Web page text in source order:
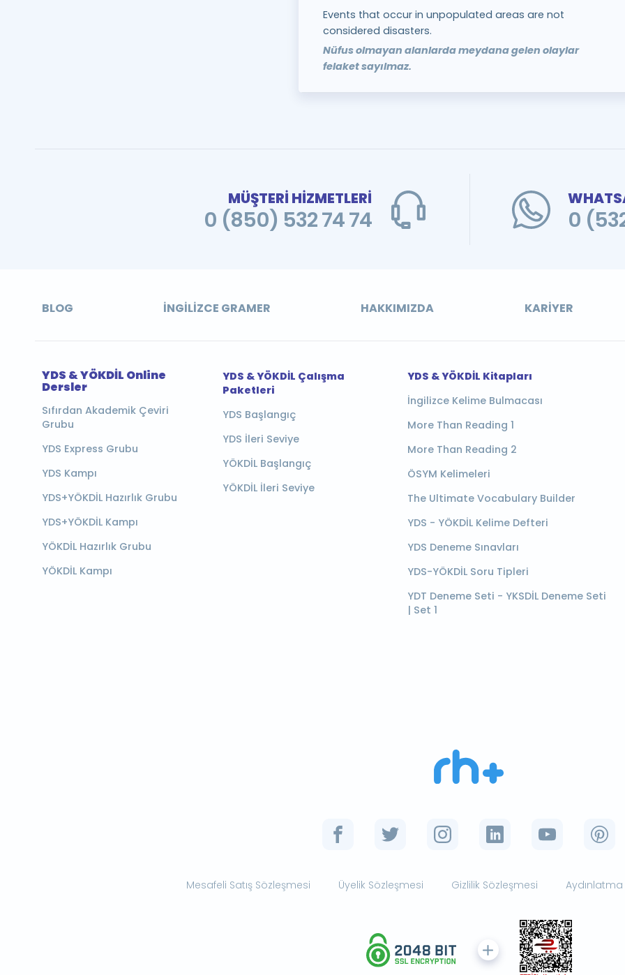
Events that occur in unpopulated areas are not
considered disasters.
Nüfus olmayan alanlarda meydana gelen olaylar
felaket sayılmaz.
MÜŞTERİ HİZMETLERİ
0 (850) 532 74 74 0
BLOG İNGILIZCE GRAMER HAKKIMIZDA KARIYER
YDS & YÖKDİL Online
Dersler
Sıfırdan Akademik Çeviri
Grubu
YDS Express Grubu
YDS Kampı
YDS+YÖKDİL Hazırlık Grubu
YDS+YÖKDİL Kampı
YÖKDİL Hazırlık Grubu
YÖKDİL Kampı
YDS & YÖKDİL Çalışma
Paketleri
YDS Başlangıç
YDS İleri Seviye
YÖKDİL Başlangıç
YÖKDİL İleri Seviye
YDS & YÖKDİL Kitapları
İngilizce Kelime Bulmacası
More Than Reading 1
More Than Reading 2
ÖSYM Kelimeleri
The Ultimate Vocabulary Builder
YDS - YÖKDİL Kelime Defteri
YDS Deneme Sınavları
YDS-YÖKDİL Soru Tipleri
YDT Deneme Seti - YKSDİL Deneme Seti
| Set 1
Mesafeli Satış Sözleşmesi Üyelik Sözleşmesi Gizlilik Sözleşmesi